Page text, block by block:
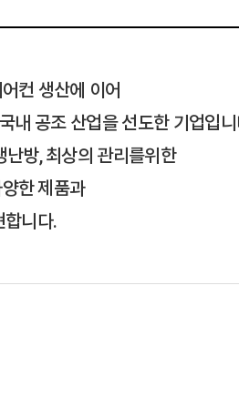
컨 생산에 이어
내 공조 산업을 선도한 기업입
방, 최상의 관리를위한
한 제품과
니다.